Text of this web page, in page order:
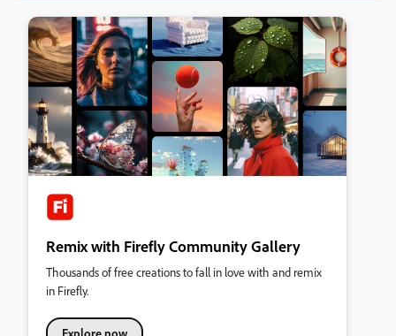
Remix with Firefly Community Gallery
Thousands of free creations to fall in love with and remix
in Firefly.
Explore now